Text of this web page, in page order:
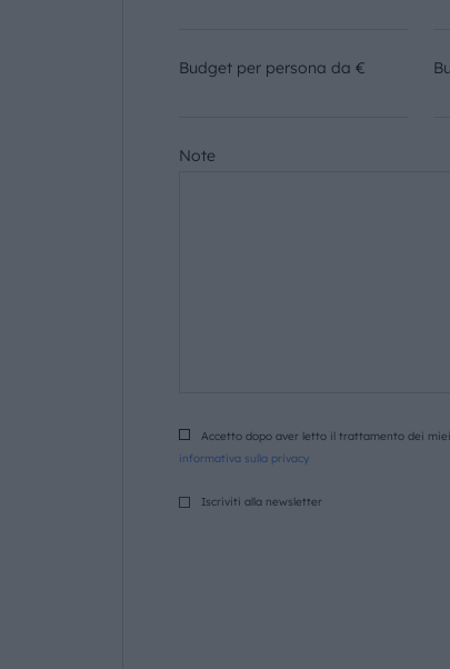
Budget per persona da €
Note
Accetto dopo aver letto il trattamento dei
informativa sulla privacy
Iscriviti alla newsletter